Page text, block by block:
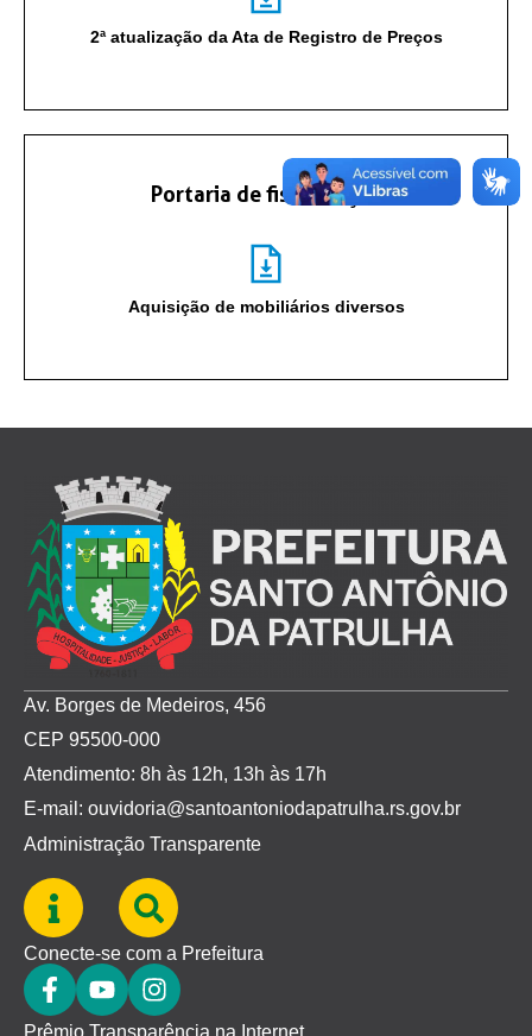
2ª atualização da Ata de Registro de Preços
Portaria de fiscalização
Aquisição de mobiliários diversos
Av. Borges de Medeiros, 456
CEP 95500-000
Atendimento: 8h às 12h, 13h às 17h
E-mail: ouvidoria@santoantoniodapatrulha.rs.gov.br
Administração Transparente
Conecte-se com a Prefeitura